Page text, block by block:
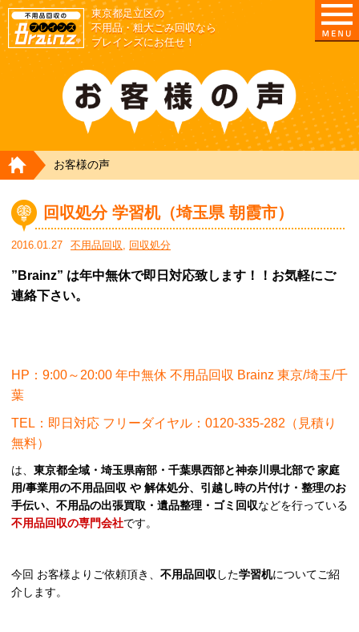
東京都足立区の
不用品・粗大ごみ回収なら
ブレインズにお任せ！
HOME
お客様の声
回収処分 学習机（埼玉県 朝霞市）
2016.01.27 不用品回収, 回収処分
”Brainz” は年中無休で即日対応致します！！お気軽にご
連絡下さい。
HP：9:00～20:00 年中無休 不用品回収 Brainz 東京/埼玉/千
葉
TEL：即日対応 フリーダイヤル：0120-335-282（見積り
無料）
は、 東京都全域・埼玉県南部・千葉県西部と神奈川県北部で 家庭
用/事業用の不用品回収 や 解体処分、引越し時の片付け・整理のお
手伝い、不用品の出張買取・遺品整理・ゴミ回収などを行っている
不用品回収の専門会社です。
今回 お客様よりご依頼頂き、 不用品回収 した学習机についてご紹
介します。